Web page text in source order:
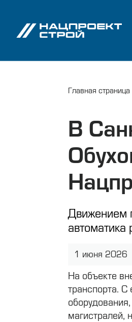
Главная страница
В
Движением
автоматика
1 июня 2026
На объекте
транспорта.
магистралей,